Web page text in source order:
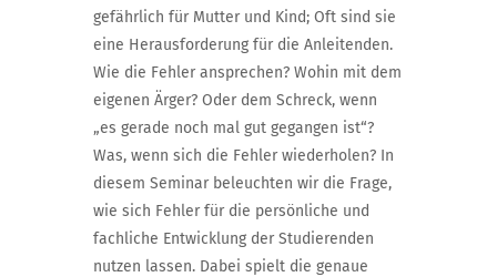
gefährlich für Mutter und Kind; Oft sind sie
eine Herausforderung für die Anleitenden.
Wie die Fehler ansprechen? Wohin mit dem
eigenen Ärger? Oder dem Schreck, wenn
„es gerade noch mal gut gegangen ist“?
Was, wenn sich die Fehler wiederholen? In
diesem Seminar beleuchten wir die Frage,
wie sich Fehler für die persönliche und
fachliche Entwicklung der Studierenden
nutzen lassen. Dabei spielt die genaue